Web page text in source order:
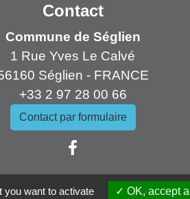
Contact
Commune de Séglien
1 Rue Yves Le Calvé
Séglien - FRANCE
+33 2 97 28 00 66
Contact par formulaire
you want to activate OK, accept all